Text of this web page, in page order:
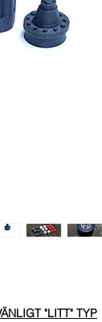
"LITT" TYP